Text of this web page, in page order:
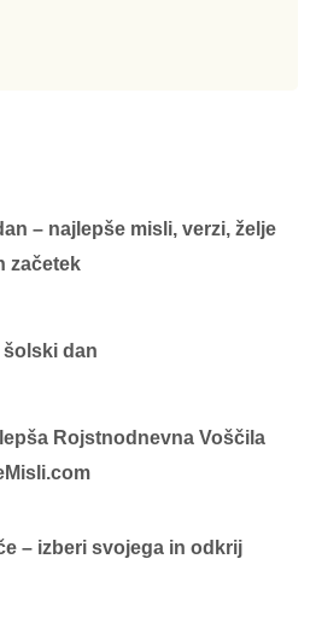
– najlepše misli, verzi, želje
začetek
šolski dan
Rojstnodnevna Voščila
– izberi svojega in odkrij